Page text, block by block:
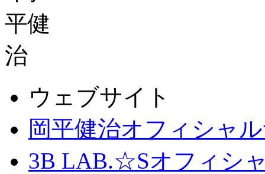
ウェブサイト
岡平健治オフィシャ
3B LAB.☆Sオフィシ